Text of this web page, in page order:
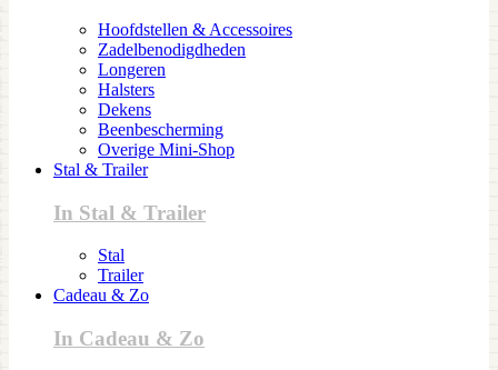
Hoofdstellen & Accessoires
Zadelbenodigdheden
Longeren
Halsters
Dekens
Beenbescherming
Overige Mini-Shop
Stal & Trailer
In Stal & Trailer
Stal
Trailer
Cadeau & Zo
In Cadeau & Zo